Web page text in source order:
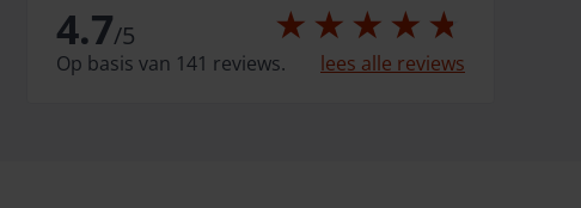
4.7/5
Op basis van 141 reviews. lees alle reviews